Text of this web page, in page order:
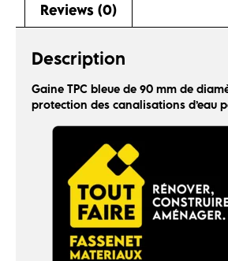
Reviews (0)
Description
Gaine TPC bleue de 90 mm de
protection des canalisations d’eau